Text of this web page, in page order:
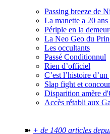
Passing breeze de
La manette a 20 ans
Périple en la
La Neo Geo du
Les occultants
Passé Conditionnul
Rien d’officiel
C’est l’histoire d’un
Slap fight et
Disparition amère
Accès rétabli aux
➽ + de 1400 articles